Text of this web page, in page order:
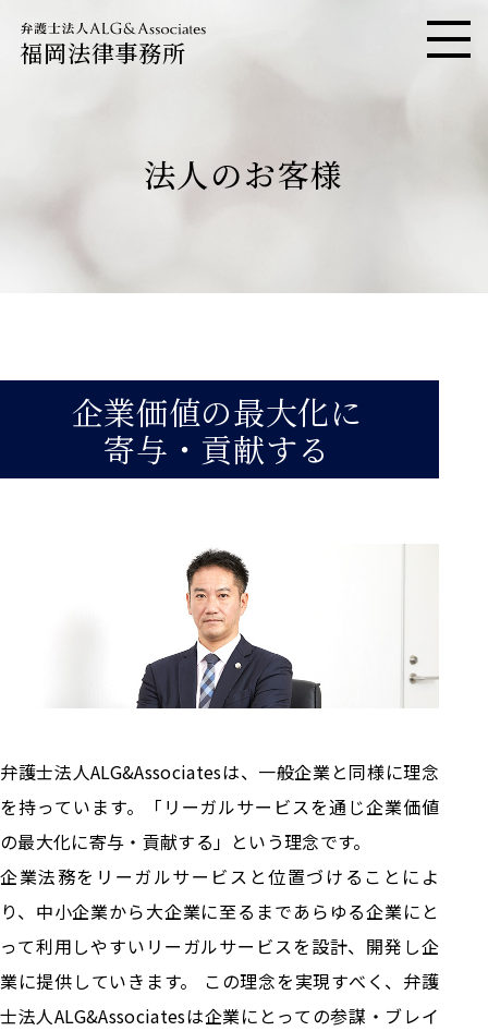
福岡法律事務所
法人のお客様
企業価値の最大化に
寄与・貢献する
弁護士法人ALG&Associatesは、一般企業と同様に理念
を持っています。「リーガルサービスを通じ企業価値
の最大化に寄与・貢献する」という理念です。
企業法務をリーガルサービスと位置づけることによ
り、中小企業から大企業に至るまであらゆる企業にと
って利用しやすいリーガルサービスを設計、開発し企
業に提供していきます。 この理念を実現すべく、弁護
士法人ALG&Associatesは企業にとっての参謀・ブレイ